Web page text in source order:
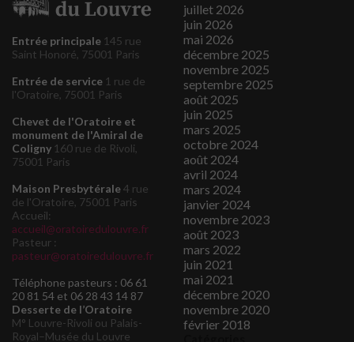
Entrée principale 145 rue
Saint Honoré, 75001 Paris
Entrée de service 1 rue de
l'Oratoire, 75001 Paris
Chevet de l'Oratoire et
monument de l'Amiral de
Coligny 160 rue de Rivoli,
75001 Paris
Maison Presbytérale4 rue
de l'Oratoire, 75001 Paris
Accueil:
accueil@oratoiredulouvre.fr
Pasteur :
pasteur@oratoiredulouvre.fr
Téléphone pasteurs : 06 61
20 81 54 et 06 28 43 14 87
Desserte de l’Oratoire
M° Louvre-Rivoli ou Palais-
Royal–Musée du Louvre
juillet 2026
juin 2026
mai 2026
décembre 2025
novembre 2025
septembre 2025
août 2025
juin 2025
mars 2025
octobre 2024
août 2024
avril 2024
mars 2024
janvier 2024
novembre 2023
août 2023
mars 2022
juin 2021
mai 2021
décembre 2020
novembre 2020
février 2018